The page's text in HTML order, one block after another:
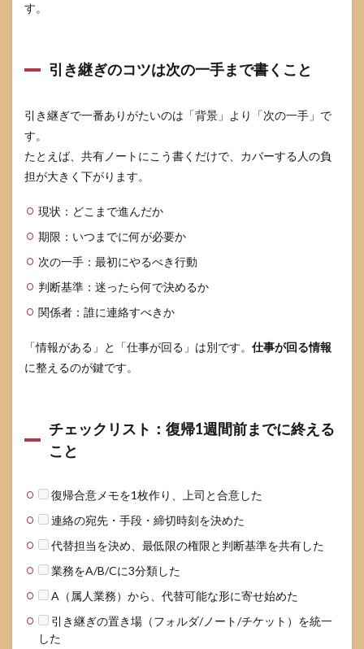
で不
当な
けそ
とき
の守
り方
6.1
不利
益取
が疑
われ
やす
い例
記録
があ
なる
（テ
ンプ
相談
の順
番は
社内
部で
（た
だし
す。
引き継ぎのコツは次の一手まで書くこと
引き継ぎで一番ありがたいのは「背景」より「次の一手」で
す。
たとえば、共有ノートにこう書くだけで、カバーする人の負
担が大きく下がります。
現状：どこまで進んだか
期限：いつまでに何が必要か
次の一手：最初にやるべき行動
判断基準：迷ったら何で決めるか
関係者：誰に連絡すべきか
「情報がある」と「仕事が回る」は別です。 仕事が回る情報
に整えるのが鍵です。
チェックリスト：復帰1週間前までに終える
こと
復帰合意メモを1枚作り、上司と合意した
連絡の宛先・手段・締切時刻を決めた
代替担当を決め、最低限の権限と判断基準を共有した
業務をA/B/Cに3分類した
A（属人業務）から、代替可能な形に寄せ始めた
引き継ぎの置き場（フォルダ/ノート/チケット）を統一
した